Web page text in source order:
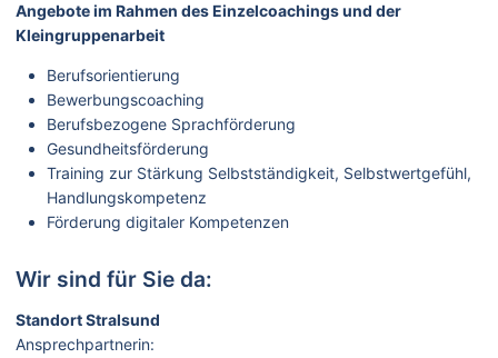
Angebote im Rahmen des Einzelcoachings und der
Kleingruppenarbeit
Berufsorientierung
Bewerbungscoaching
Berufsbezogene Sprachförderung
Gesundheitsförderung
Training zur Stärkung Selbstständigkeit, Selbstwertgefühl,
Handlungskompetenz
Förderung digitaler Kompetenzen
Wir sind für Sie da:
Standort Stralsund
Ansprechpartnerin: